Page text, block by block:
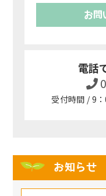
お問
電話
受付時間 / 9
お知らせ